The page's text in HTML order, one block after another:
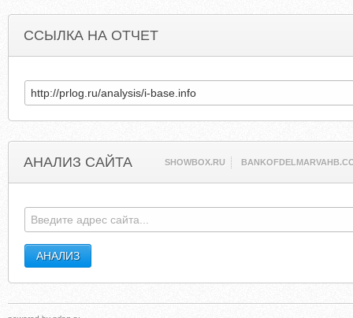
ССЫЛКА НА ОТЧЕТ
АНАЛИЗ САЙТА SHOWBOX.RU